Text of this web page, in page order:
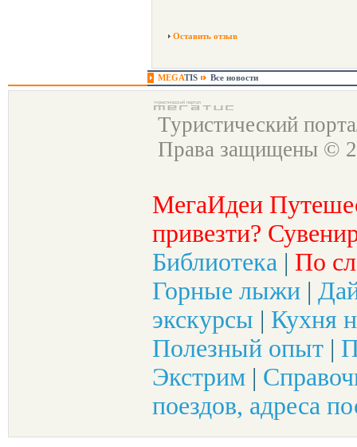
Оставить отзыв
MEGATIS Все новости
Туристический
Права защищены ©
МегаИдеи
привезти?
Библиотека | По
Горные лыжи |
экскурсы | Кухня
Полезный опыт |
Экстрим |
поездов, адреса